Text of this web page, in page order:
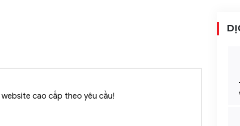
cao cấp theo yêu cầu!